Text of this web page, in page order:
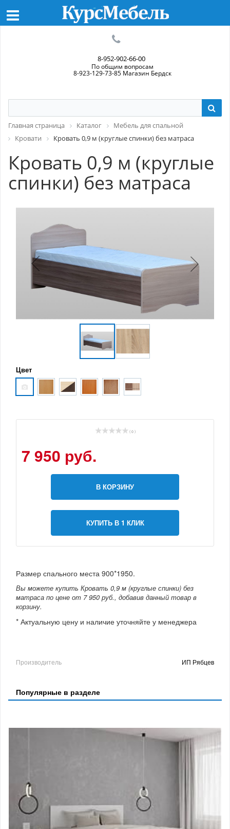
8-952-902-66-00
По общим вопросам
8-923-129-73-85 Магазин Бердск
Главная страница Каталог
Мебель для спальной
Кровати
Кровать 0,9 м (круглые спинки) без матраса
Кровать 0,9 м (круглые
спинки) без матраса
Цвет
( 0 )
7 950 руб.
В КОРЗИНУ
КУПИТЬ В 1 КЛИК
Размер спального места 900*1950.
Вы можете купить Кровать 0,9 м (круглые спинки) без
матраса по цене от 7 950 руб., добавив данный товар в
корзину.
* Актуальную цену и наличие уточняйте у менеджера
Производитель ИП Рябцев
Популярные в разделе